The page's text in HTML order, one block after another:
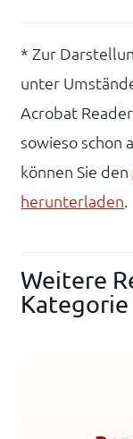
* Zur
unter
Acrobat
sowieso schon
können Sie den
herunterladen.
Weitere
Kategorie